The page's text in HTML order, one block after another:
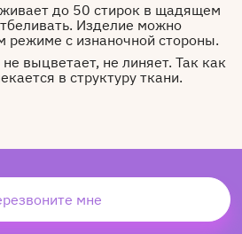
до 50 стирок в щадящем
Изделие можно
режиме с изнаночной стороны.
выцветает, не линяет. Так как
в структуру ткани.
мне